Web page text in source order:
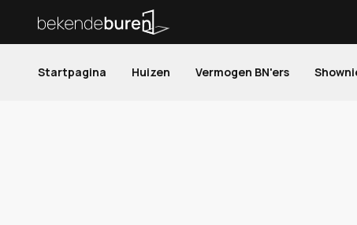
Startpagina Huizen Vermogen BN'ers